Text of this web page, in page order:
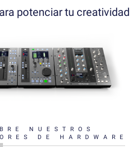
potenciar tu creatividad
NUESTROS
DE HARDWARE